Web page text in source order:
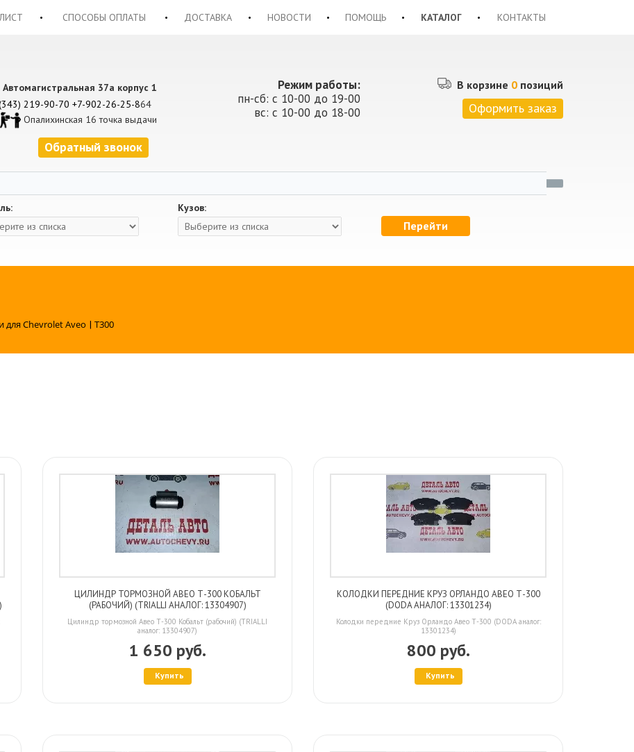
СПОСОБЫ ОПЛАТЫ ДОСТАВКА НОВОСТИ ПОМОЩЬ КАТАЛОГ КОНТАКТЫ
Автомагистральная 37а корпус 1
219-90-70 +7-902-26-25-864
Опалихинская 16 точка выдачи
Обратный звонок
Режим работы:
пн-сб: с 10-00 до 19-00
вс: с 10-00 до 18-00
В корзине 0 позиций
Оформить заказ
Кузов:
Перейти
для Chevrolet Aveo | T300
ЦИЛИНДР ТОРМОЗНОЙ АВЕО Т-300 КОБАЛЬТ
(РАБОЧИЙ) (TRIALLI АНАЛОГ: 13304907)
Цилиндр тормозной Авео Т-300 Кобальт (рабочий) (TRIALLI
аналог: 13304907)
1 650 руб.
Купить
КОЛОДКИ ПЕРЕДНИЕ КРУЗ ОРЛАНДО АВЕО Т-300
(DODA АНАЛОГ: 13301234)
Колодки передние Круз Орландо Авео Т-300 (DODA аналог:
13301234)
800 руб.
Купить